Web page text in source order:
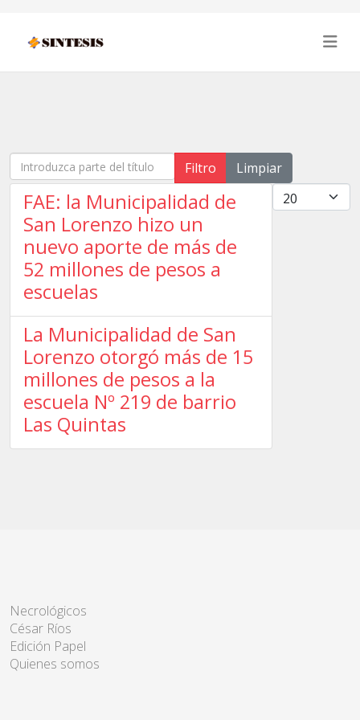
Introduzca parte del título Filtro
Limpiar
Cantidad
FAE: la Municipalidad de
San Lorenzo hizo un
nuevo aporte de más de
52 millones de pesos a
escuelas
La Municipalidad de San
Lorenzo otorgó más de 15
millones de pesos a la
escuela Nº 219 de barrio
Las Quintas
Necrológicos
César Ríos
Edición Papel
Quienes somos